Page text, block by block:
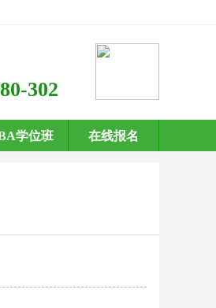
302
学位班 在线报名